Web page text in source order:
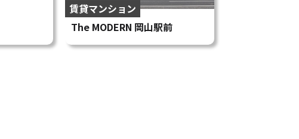
賃貸マンション
The MODERN 岡山駅前